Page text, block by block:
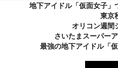
地下アイドル「仮面女子」
東京
オリコン週間
さいたまスーパー
最強の地下アイドル「